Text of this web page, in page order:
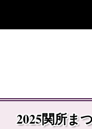
2025関所ま